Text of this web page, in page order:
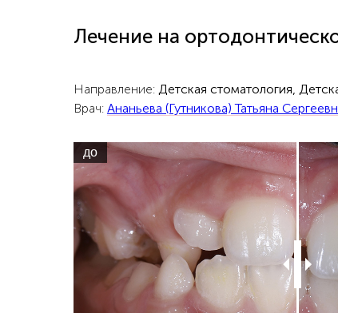
Лечение на
Направление: Детская стоматология,
Врач: Ананьева (Гутникова) Татьяна
до